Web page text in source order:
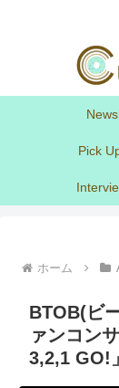
News
Pick
ホーム
BTOB(ビ
ァンコン
3,2,1 GO!